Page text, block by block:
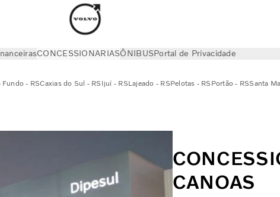
CONCESSIONARIASÔNIBUSPortal de Privacidade
Fundo - RSCaxias do Sul - RS Ijuí - RSLajeado - RSPelotas - RS Portão - RSSanta
CANOAS